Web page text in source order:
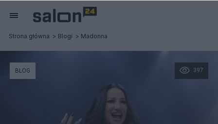
Strona główna Blogi Madonna
397
BLOG